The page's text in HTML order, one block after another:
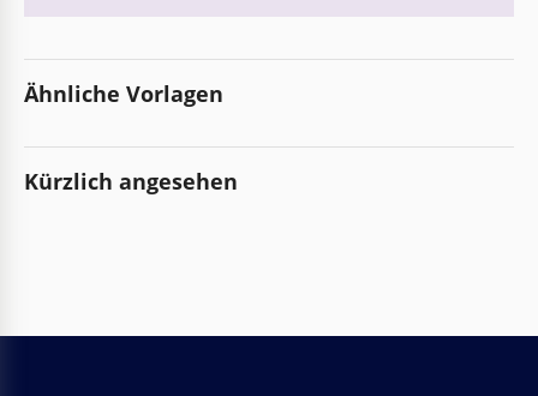
Ähnliche Vorlagen
Kürzlich angesehen